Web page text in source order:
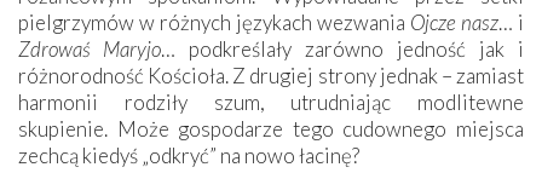
pielgrzymów w różnych językach wezwania Ojcze nasz… i
Zdrowaś Maryjo… podkreślały zarówno jedność jak i
różnorodność Kościoła. Z drugiej strony jednak – zamiast
harmonii rodziły szum, utrudniając modlitewne
skupienie. Może gospodarze tego cudownego miejsca
zechcą kiedyś „odkryć” na nowo łacinę?